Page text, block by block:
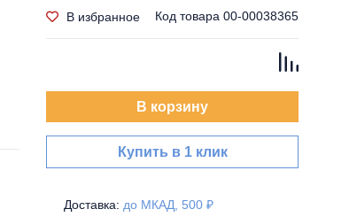
В избранное Код товара 00-00038365
В корзину
Купить в 1 клик
Доставка: до МКАД, 500 ₽